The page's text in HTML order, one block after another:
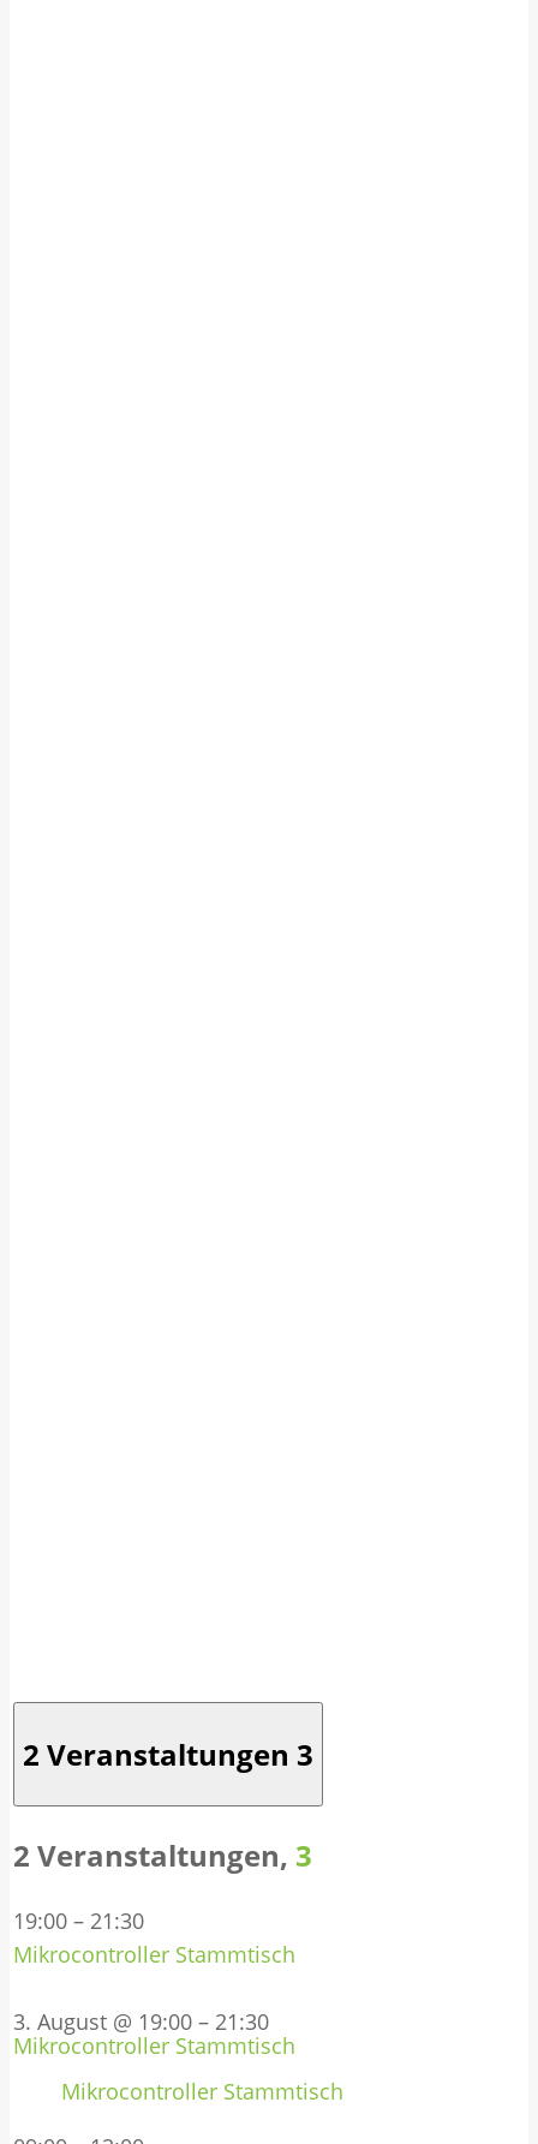
2 Veranstaltungen 3
2 Veranstaltungen, 3
19:00 – 21:30
Mikrocontroller Stammtisch
3. August @ 19:00 – 21:30
Mikrocontroller Stammtisch
Mikrocontroller Stammtisch